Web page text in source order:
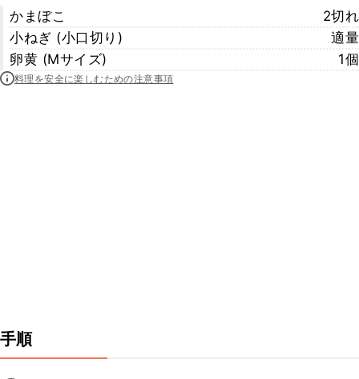
かまぼこ
2切れ
小ねぎ (小口切り)
適量
卵黄 (Mサイズ)
1個
料理を安全に楽しむための注意事項
手順